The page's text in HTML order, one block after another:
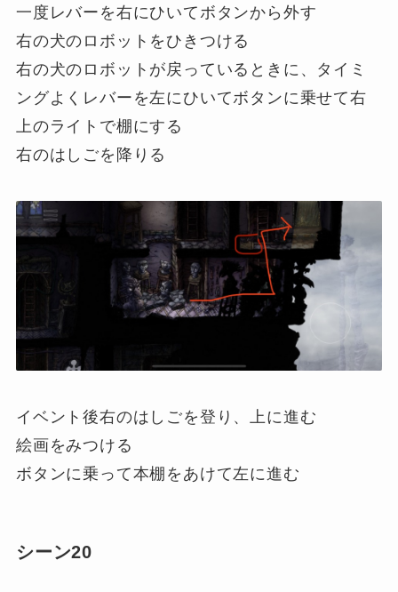
一度レバーを右にひいてボタンから外す
右の犬のロボットをひきつける
右の犬のロボットが戻っているときに、タイミ
ングよくレバーを左にひいてボタンに乗せて右
上のライトで棚にする
右のはしごを降りる
イベント後右のはしごを登り、上に進む
絵画をみつける
ボタンに乗って本棚をあけて左に進む
シーン20